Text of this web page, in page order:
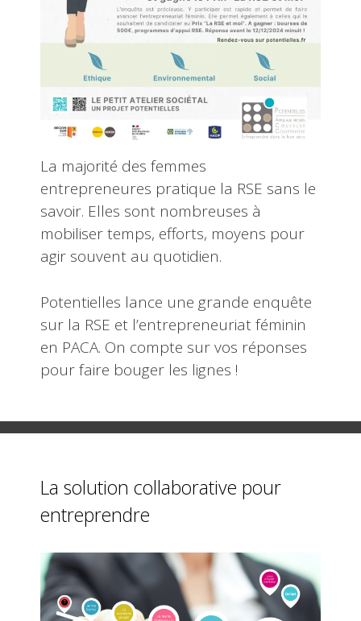
La majorité des femmes
entrepreneures pratique la RSE sans le
savoir. Elles sont nombreuses à
mobiliser temps, efforts, moyens pour
agir souvent au quotidien.
Potentielles lance une grande enquête
sur la RSE et l’entrepreneuriat féminin
en PACA. On compte sur vos réponses
pour faire bouger les lignes !
La solution collaborative pour
entreprendre